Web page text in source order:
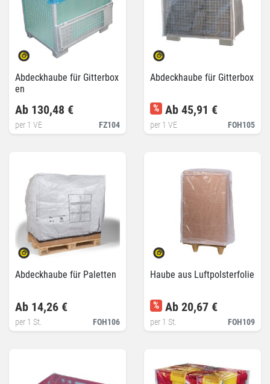
Abdeckhaube für Gitterbox
en
FZ104
Ab 130,48 €
per 1 VE
Abdeckhaube für Gitterbox
FOH105
% Ab 45,91 €
per 1 VE
Abdeckhaube für Paletten
FOH106
Ab 14,26 €
per 1 St.
Haube aus Luftpolsterfolie
FOH109
% Ab 20,67 €
per 1 St.